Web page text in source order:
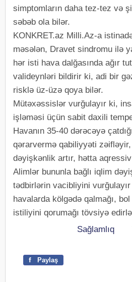
simptomların daha tez-tez və
səbəb ola bilər.
KONKRET.az Milli.Az-a
məsələn, Dravet sindromu ilə
hər isti hava dalğasında ağır
valideynləri bildirir ki, adi bir
risklə üz-üzə qoya bilər.
Mütəxəssislər vurğulayır ki,
işləməsi üçün sabit daxili
Havanın 35-40 dərəcəyə
qərarvermə qabiliyyəti
dəyişkənlik artır, hətta
Alimlər bununla bağlı iqlim
tədbirlərin vacibliyini
havalarda kölgədə qalmağı,
istiliyini qorumağı tövsiyə
Sağlamlıq
f Paylaş